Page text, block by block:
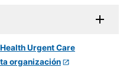
organización